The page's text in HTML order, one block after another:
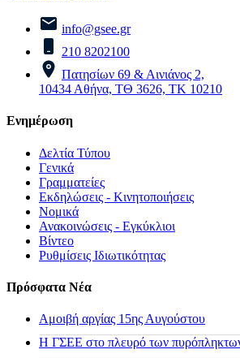
info@gsee.gr
210 8202100
Πατησίων 69 & Αινιάνος 2,
10434 Αθήνα, ΤΘ 3626, ΤΚ 10210
Ενημέρωση
Δελτία Τύπου
Γενικά
Γραμματείες
Εκδηλώσεις - Κινητοποιήσεις
Νομικά
Ανακοινώσεις - Εγκύκλιοι
Βίντεο
Ρυθμίσεις Ιδιωτικότητας
Πρόσφατα Νέα
Αμοιβή αργίας 15ης Αυγούστου
H ΓΣΕΕ στο πλευρό των